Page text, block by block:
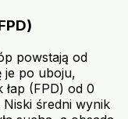
powstają od
je po uboju,
(FPD) od 0
średni wynik